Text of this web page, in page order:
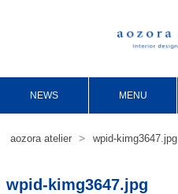
NEWS MENU
aozora atelier > wpid-kimg3647.jpg
wpid-kimg3647.jpg